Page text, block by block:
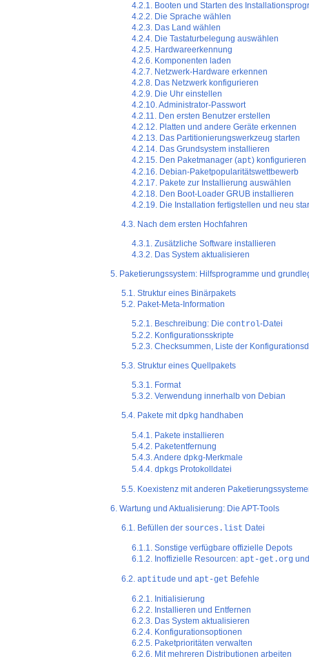
4.2.1. Booten und Starten des
4.2.2. Die Sprache wählen
4.2.3. Das Land wählen
4.2.4. Die Tastaturbelegung auswählen
4.2.5. Hardwareerkennung
4.2.6. Komponenten laden
4.2.7. Netzwerk-Hardware erkennen
4.2.8. Das Netzwerk konfigurieren
4.2.9. Die Uhr einstellen
4.2.10. Administrator-Passwort
4.2.11. Den ersten Benutzer erstellen
4.2.12. Platten und andere Geräte erkennen
4.2.13. Das Partitionierungswerkzeug starten
4.2.14. Das Grundsystem installieren
4.2.15. Den Paketmanager (apt) konfigurieren
4.2.16. Debian-Paketpopularitätswettbewerb
4.2.17. Pakete zur Installierung auswählen
4.2.18. Den Boot-Loader GRUB installieren
4.2.19. Die Installation fertigstellen und neu
4.3. Nach dem ersten Hochfahren
4.3.1. Zusätzliche Software installieren
4.3.2. Das System aktualisieren
5. Paketierungssystem: Hilfsprogramme und
5.1. Struktur eines Binärpakets
5.2. Paket-Meta-Information
5.2.1. Beschreibung: Diecontrol-Datei
5.2.2. Konfigurationsskripte
5.2.3. Checksummen, Liste der
5.3. Struktur eines Quellpakets
5.3.1. Format
5.3.2. Verwendung innerhalb von Debian
5.4. Pakete mitdpkghandhaben
5.4.1. Pakete installieren
5.4.2. Paketentfernung
5.4.3. Anderedpkg-Merkmale
5.4.4.dpkgs Protokolldatei
5.5. Koexistenz mit anderen
6. Wartung und Aktualisierung: Die APT-Tools
6.1. Befüllen der sources.list Datei
6.1.1. Sonstige verfügbare offizielle Depots
6.1.2. Inoffizielle Resourcen:apt-get.org
6.2. aptitudeund apt-get Befehle
6.2.1. Initialisierung
6.2.2. Installieren und Entfernen
6.2.3. Das System aktualisieren
6.2.4. Konfigurationsoptionen
6.2.5. Paketprioritäten verwalten
6.2.6. Mit mehreren Distributionen arbeiten